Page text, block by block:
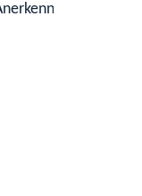
eines